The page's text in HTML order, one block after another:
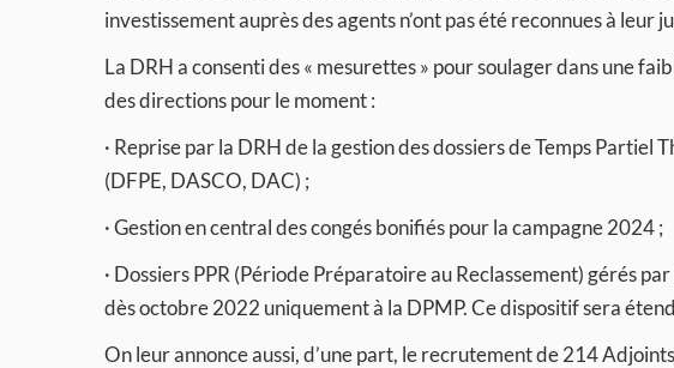
investissement auprès des agents n’ont pas été reconnues à leur
La DRH a consenti des « mesurettes » pour soulager dans une
des directions pour le moment :
· Reprise par la DRH de la gestion des dossiers de Temps Partiel
(DFPE, DASCO, DAC) ;
· Gestion en central des congés bonifiés pour la campagne 2024 ;
· Dossiers PPR (Période Préparatoire au Reclassement) gérés
dès octobre 2022 uniquement à la DPMP. Ce dispositif sera
On leur annonce aussi, d’une part, le recrutement de 214